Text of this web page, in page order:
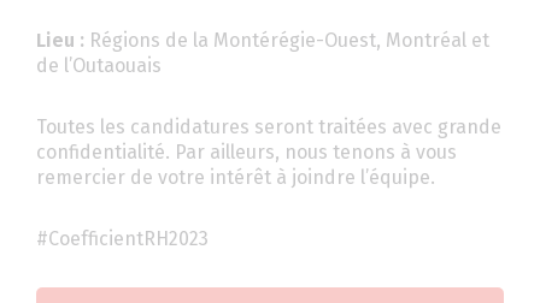
Lieu : Régions de la Montérégie-Ouest, Montréal et
de l’Outaouais
Toutes les candidatures seront traitées avec grande
confidentialité. Par ailleurs, nous tenons à vous
remercier de votre intérêt à joindre l’équipe.
#CoefficientRH2023